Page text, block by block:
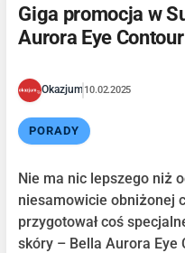
Giga promocja w
Aurora Eye
Okazjum 10.02.2025
PORADY
Nie ma nic lepszego niż
niesamowicie obniżonej
przygotował coś
skóry – Bella Aurora Eye